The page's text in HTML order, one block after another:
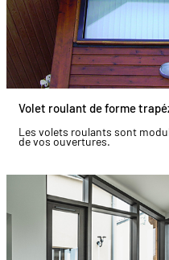
Volet roulant de forme
Les volets roulants sont
de vos ouvertures.